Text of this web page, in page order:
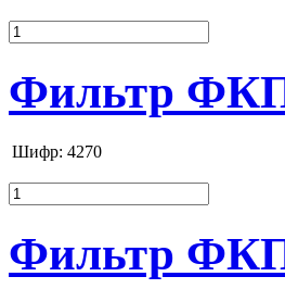
Фильтр
Шифр: 4270
Фильтр